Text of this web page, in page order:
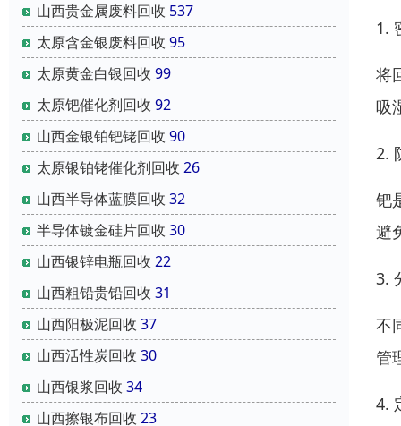
山西贵金属废料回收 537
太原含金银废料回收 95
太原黄金白银回收 99
太原钯催化剂回收 92
山西金银铂钯铑回收 90
太原银铂铑催化剂回收 26
山西半导体蓝膜回收 32
半导体镀金硅片回收 30
山西银锌电瓶回收 22
山西粗铅贵铅回收 31
山西阳极泥回收 37
山西活性炭回收 30
山西银浆回收 34
山西擦银布回收 23
1.
将
吸
2.
钯
避
3.
不
管
4.